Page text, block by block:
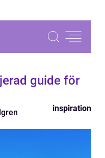
guide för
inspiration